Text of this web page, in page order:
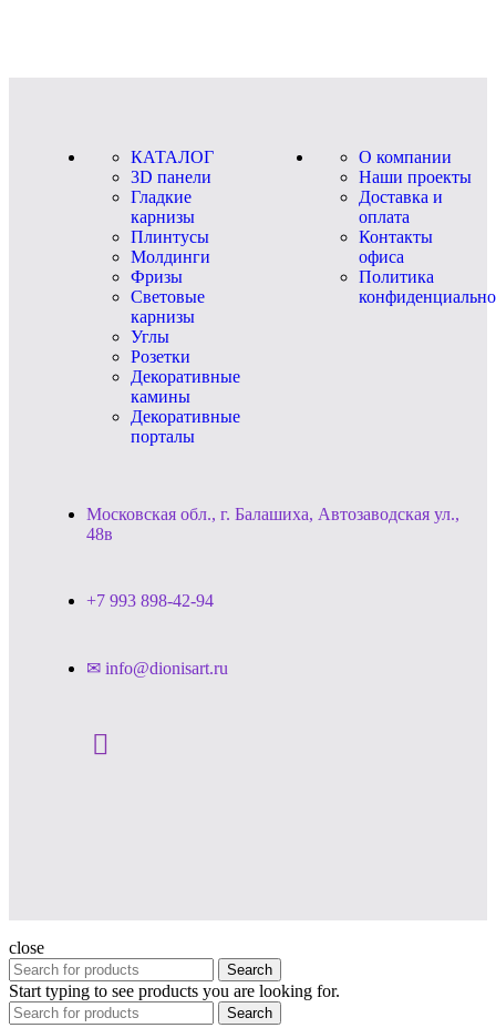
КАТАЛОГ
3D панели
Гладкие
карнизы
Плинтусы
Молдинги
Фризы
Световые
карнизы
Углы
Розетки
Декоративные
камины
Декоративные
порталы
О компании
Наши проекты
Доставка и
оплата
Контакты
офиса
Политика
Московская обл., г. Балашиха, Автозаводская ул.,
48в
+7 993 898-42-94
✉ info@dionisart.ru
close
Search
Start typing to see products you are looking for.
Search